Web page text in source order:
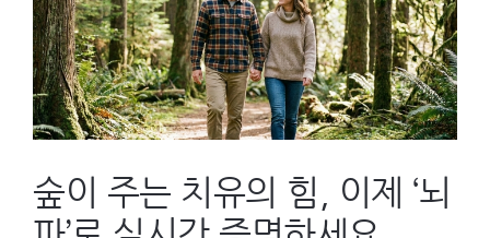
숲이 주는 치유의 힘, 이제 ‘뇌